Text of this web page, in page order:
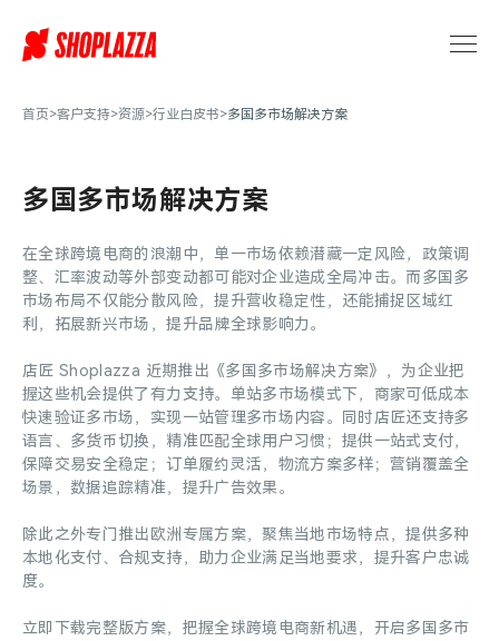
《多
案》
Shoplazza
首页>客户支持>资源>行业白皮书>多国多市场解决方案
多国多市场解决方案
在全球跨境电商的浪潮中，单一市场依赖潜藏一定风险，政策调
整、汇率波动等外部变动都可能对企业造成全局冲击。而多国多
市场布局不仅能分散风险，提升营收稳定性，还能捕捉区域红
利，拓展新兴市场，提升品牌全球影响力。
店匠 Shoplazza 近期推出《多国多市场解决方案》，为企业把
握这些机会提供了有力支持。单站多市场模式下，商家可低成本
快速验证多市场，实现一站管理多市场内容。同时店匠还支持多
语言、多货币切换，精准匹配全球用户习惯；提供一站式支付，
保障交易安全稳定；订单履约灵活，物流方案多样；营销覆盖全
场景，数据追踪精准，提升广告效果。
除此之外专门推出欧洲专属方案，聚焦当地市场特点，提供多种
本地化支付、合规支持，助力企业满足当地要求，提升客户忠诚
度。
立即下载完整版方案，把握全球跨境电商新机遇，开启多国多市